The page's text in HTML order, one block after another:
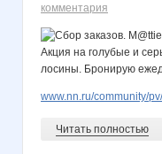
комментария
www.nn.ru/community/
Читать полностью